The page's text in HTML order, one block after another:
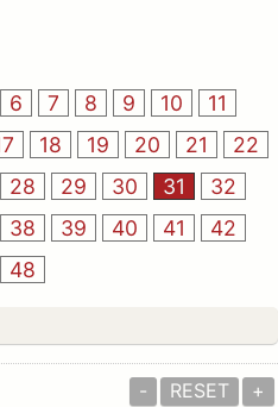
6 7 8 9 10
11
18 19 20 21
22
28 29 30 31
32
38 39 40 41
42
48
- RESET +